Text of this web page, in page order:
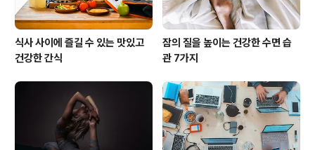
식사 사이에 즐길 수 있는 맛있고
건강한 간식
잠의 질을 높이는 건강한 수면 습
관 7가지